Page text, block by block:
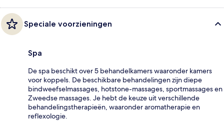
Speciale voorzieningen
Spa
De spa beschikt over 5 behandelkamers waaronder kamers
voor koppels. De beschikbare behandelingen zijn diepe
bindweefselmassages, hotstone-massages, sportmassages en
Zweedse massages. Je hebt de keuze uit verschillende
behandelingstherapieën, waaronder aromatherapie en
reflexologie.